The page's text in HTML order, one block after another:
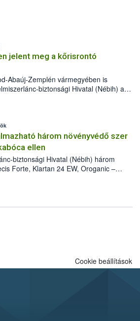
jelent meg a kőrisrontó
Abaúj-Zemplén vármegyében is
biztonsági Hivatal (Nébih) a
(Agrilus planipennis) jelenlétét. A
találták meg, de már fertőzött
az intézkedéseket a szlovák
a terjedés megállítása érdekében.
három növényvédő szer
ellen
biztonsági Hivatal (Nébih) három
Forte, Klartan 24 EW, Oroganic –
így azok a szüretet követően,
(BBCH 91) stádiumáig
lehetőség a károsító elleni további
elérhető és ökológiai termesztésben is
Cookie beállítások